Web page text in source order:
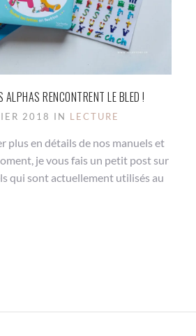
ALPHAS RENCONTRENT LE BLED !
2018 IN LECTURE
plus en détails de nos manuels et
je vous fais un petit post sur
qui sont actuellement utilisés au